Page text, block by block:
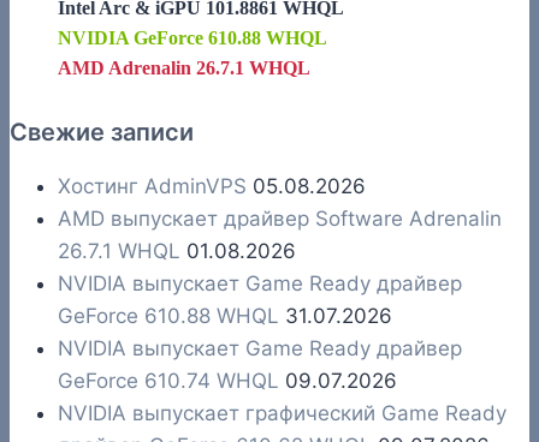
Intel Arc & iGPU 101.8861 WHQL
NVIDIA GeForce 610.88 WHQL
AMD Adrenalin 26.7.1 WHQL
Свежие записи
Хостинг AdminVPS 05.08.2026
AMD выпускает драйвер Software Adrenalin
26.7.1 WHQL 01.08.2026
NVIDIA выпускает Game Ready драйвер
GeForce 610.88 WHQL 31.07.2026
NVIDIA выпускает Game Ready драйвер
GeForce 610.74 WHQL 09.07.2026
NVIDIA выпускает графический Game Ready